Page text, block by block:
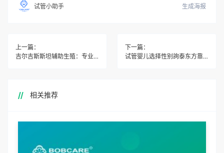
试管小助手 生成海报
上一篇：
吉尔吉斯斯坦辅助生殖：专业团队与先进技术的结合
下一篇：
试管婴儿选择性别詢泰东方靠谱
相关推荐